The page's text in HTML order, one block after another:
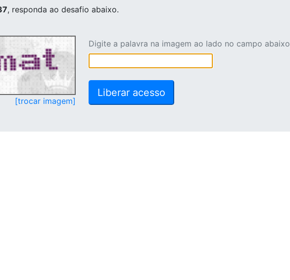
, responda ao desafio abaixo.
[trocar imagem]
Digite a palavra na imagem ao lado no campo abaixo